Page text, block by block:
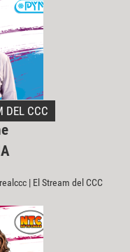
DEL CCC
| El Stream del CCC